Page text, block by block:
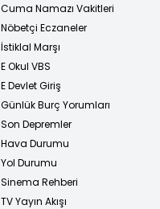
Cuma Namazı Vakitleri
Nöbetçi Eczaneler
İstiklal Marşı
E Okul VBS
E Devlet Giriş
Günlük Burç Yorumları
Son Depremler
Hava Durumu
Yol Durumu
Sinema Rehberi
TV Yayın Akışı